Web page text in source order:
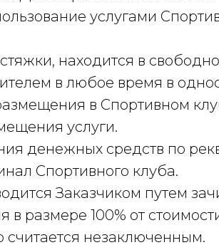
услугами
находится в
в любое время в
в Спортивном
услуги.
денежных средств по
Спортивного клуба.
Заказчиком путем
размере 100% от
считается незаключенным.